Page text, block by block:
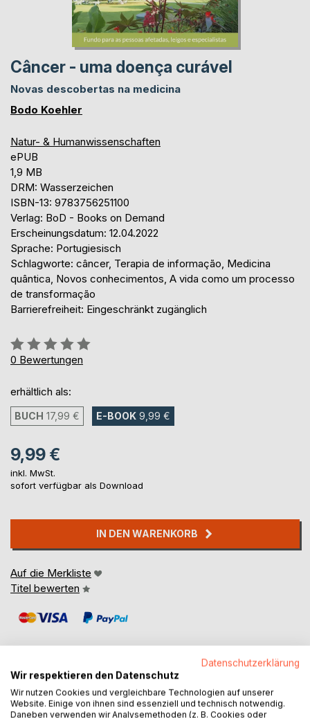
Câncer - uma doença curável
Novas descobertas na medicina
Bodo Koehler
Natur- & Humanwissenschaften
ePUB
1,9 MB
DRM: Wasserzeichen
ISBN-13: 9783756251100
Verlag: BoD - Books on Demand
Erscheinungsdatum: 12.04.2022
Sprache: Portugiesisch
Schlagworte: câncer, Terapia de informação, Medicina
quântica, Novos conhecimentos, A vida como um processo
de transformação
Barrierefreiheit: Eingeschränkt zugänglich
Bewertung::
0%
0 Bewertungen
erhältlich als:
BUCH 17,99 € E-BOOK 9,99 €
9,99 €
inkl. MwSt.
sofort verfügbar als Download
IN DEN WARENKORB
Auf die Merkliste
Titel bewerten
BESCHREIBUNG
Datenschutzerklärung
Wir respektieren den Datenschutz
Wir nutzen Cookies und vergleichbare Technologien auf unserer
Website. Einige von ihnen sind essenziell und technisch notwendig.
Daneben verwenden wir Analysemethoden (z. B. Cookies oder